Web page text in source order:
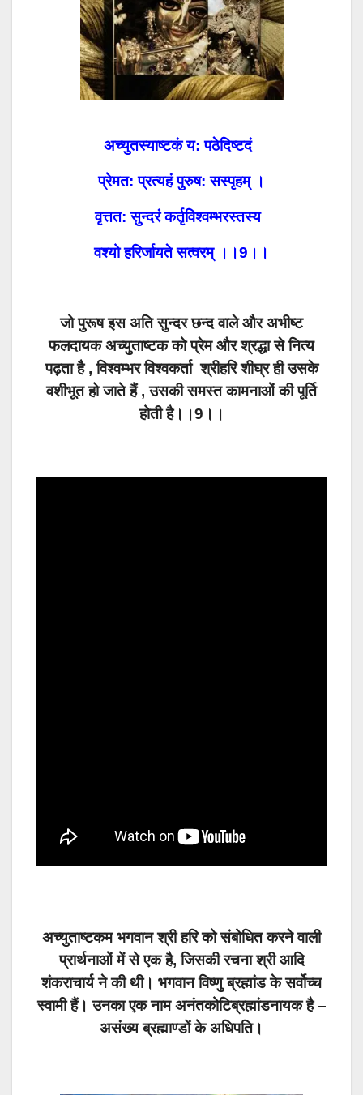
अच्युतस्याष्टकं य: पठेदिष्टदं
प्रेमत: प्रत्यहं पुरुष: सस्पृहम् ।
वृत्तत: सुन्दरं कर्तृविश्वम्भरस्तस्य
वश्यो हरिर्जायते सत्वरम् ।।9।।
जो पुरूष इस अति सुन्दर छन्द वाले और अभीष्ट
फलदायक अच्युताष्टक को प्रेम और श्रद्धा से नित्य
पढ़ता है , विश्वम्भर विश्वकर्ता श्रीहरि शीघ्र ही उसके
वशीभूत हो जाते हैं , उसकी समस्त कामनाओं की पूर्ति
होती है।।9।।
अच्युताष्टकम भगवान श्री हरि को संबोधित करने वाली
प्रार्थनाओं में से एक है, जिसकी रचना श्री आदि
शंकराचार्य ने की थी। भगवान विष्णु ब्रह्मांड के सर्वोच्च
स्वामी हैं। उनका एक नाम अनंतकोटिब्रह्मांडनायक है –
असंख्य ब्रह्माण्डों के अधिपति।